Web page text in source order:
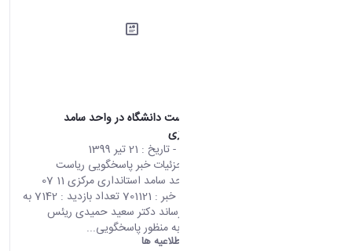
پاسخگویی ریاست دانشگاه در واحد سامد
استانداری مرکزی
- تاریخ : 21 تیر 1399
صفحه اصلی جزئیات خبر پاسخگویی ریاست
دانشگاه در واحد سامد استانداری مرکزی 11 07
2020 04:22 کد خبر : 701121 تعداد بازدید : 7142 به
استحضار می رساند دکتر سعید حمیدی ریئس
دانشگاه اراک به منظور پاسخگویی...
اطلاعیه ها